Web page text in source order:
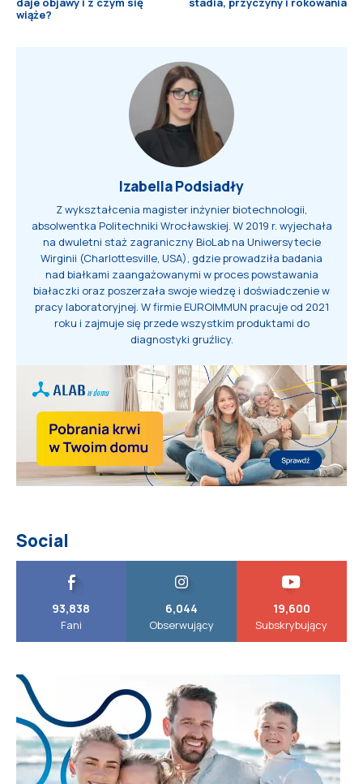
wiąże?
Izabella Podsiadły
Z wykształcenia magister inżynier biotechnologii,
absolwentka Politechniki Wrocławskiej. W 2019 r. wyjechała
na dwuletni staż zagraniczny BioLab na Uniwersytecie
Wirginii (Charlottesville, USA), gdzie prowadziła badania
nad białkami zaangażowanymi w proces powstawania
białaczki oraz poszerzała swoje wiedzę i doświadczenie w
pracy laboratoryjnej. W firmie EUROIMMUN pracuje od 2021
roku i zajmuje się przede wszystkim produktami do
diagnostyki gruźlicy.
Social
93,838
Fani
6,044
Obserwujący
19,600
Subskrybujący